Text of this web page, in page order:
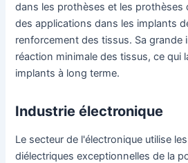
dans les prothèses et les prothèses
des applications dans les implants
renforcement des tissus. Sa grande
réaction minimale des tissus, ce qui
implants à long terme.
Industrie électronique
Le secteur de l'électronique utilise
diélectriques exceptionnelles de la